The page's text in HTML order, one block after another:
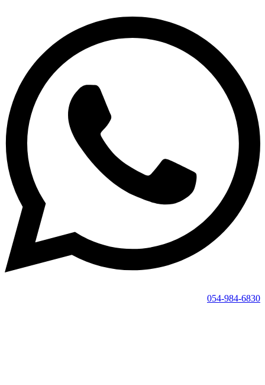
054-984-6830